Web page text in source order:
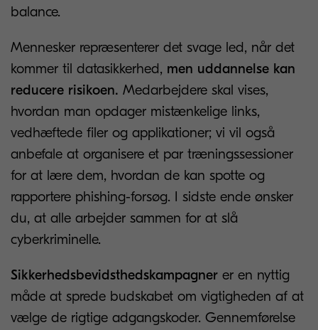
balance.
Mennesker repræsenterer det svage led, når det
kommer til datasikkerhed, men uddannelse kan
reducere risikoen. Medarbejdere skal vises,
hvordan man opdager mistænkelige links,
vedhæftede filer og applikationer; vi vil også
anbefale at organisere et par træningssessioner
for at lære dem, hvordan de kan spotte og
rapportere phishing-forsøg. I sidste ende ønsker
du, at alle arbejder sammen for at slå
cyberkriminelle.
Sikkerhedsbevidsthedskampagner er en nyttig
måde at sprede budskabet om vigtigheden af at
vælge de rigtige adgangskoder. Gennemførelse